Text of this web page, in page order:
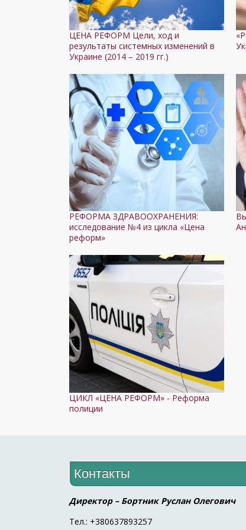
ЦЕНА РЕФОРМ Цели, ход и
результаты системных изменений в
Украине (2014 – 2019 гг.)
РЕФОРМА ЗДРАВООХРАНЕНИЯ:
исследование №4 из цикла «Цена
реформ»
ЦИКЛ «ЦЕНА РЕФОРМ» - Реформа
полиции
Контакты
Директор – Бортник Руслан Олегович
Тел.: +380637893257